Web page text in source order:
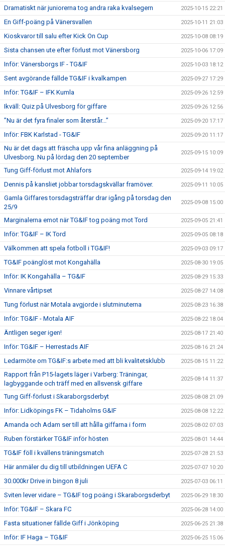
Dramatiskt när juniorerna tog andra raka kvalsegern 2025-10-15 22:21
En Giff-poäng på Vänersvallen 2025-10-11 21:03
Kioskvaror till salu efter Kick On Cup 2025-10-08 08:19
Sista chansen ute efter förlust mot Vänersborg 2025-10-06 17:09
Inför: Vänersborgs IF - TG&IF 2025-10-03 18:12
Sent avgörande fällde TG&IF i kvalkampen 2025-09-27 17:29
Inför: TG&IF – IFK Kumla 2025-09-26 12:59
Ikväll: Quiz på Ulvesborg för giffare 2025-09-26 12:56
”Nu är det fyra finaler som återstår...” 2025-09-20 17:17
Inför: FBK Karlstad - TG&IF 2025-09-20 11:17
Nu är det dags att fräscha upp vår fina anläggning på
Ulvesborg. Nu på lördag den 20 september
2025-09-15 10:09
Tung Giff-förlust mot Ahlafors 2025-09-14 19:02
Dennis på kansliet jobbar torsdagskvällar framöver. 2025-09-11 10:05
Gamla Giffares torsdagsträffar drar igång på torsdag den
25/9
2025-09-08 15:00
Marginalerna emot när TG&IF tog poäng mot Tord 2025-09-05 21:41
Inför: TG&IF – IK Tord 2025-09-05 08:18
Välkommen att spela fotboll i TG&IF! 2025-09-03 09:17
TG&IF poänglöst mot Kongahälla 2025-08-30 19:05
Inför: IK Kongahälla – TG&IF 2025-08-29 15:33
Vinnare vårtipset 2025-08-27 14:08
Tung förlust när Motala avgjorde i slutminuterna 2025-08-23 16:38
Inför: TG&IF - Motala AIF 2025-08-22 18:04
Äntligen seger igen! 2025-08-17 21:40
Inför: TG&IF – Herrestads AIF 2025-08-16 21:24
Ledarmöte om TG&IF:s arbete med att bli kvalitetsklubb 2025-08-15 11:22
Rapport från P15-lagets läger i Varberg: Träningar,
lagbyggande och träff med en allsvensk giffare
2025-08-14 11:37
Tung Giff-förlust i Skaraborgsderbyt 2025-08-08 21:09
Inför: Lidköpings FK – Tidaholms G&IF 2025-08-08 12:22
Amanda och Adam ser till att hålla giffarna i form 2025-08-02 07:03
Ruben förstärker TG&IF inför hösten 2025-08-01 14:44
TG&IF föll i kvällens träningsmatch 2025-07-28 21:53
Här anmäler du dig till utbildningen UEFA C 2025-07-07 10:20
30.000kr Drive in bingon 8 juli 2025-07-03 06:11
Sviten lever vidare – TG&IF tog poäng i Skaraborgsderbyt 2025-06-29 18:30
Inför: TG&IF – Skara FC 2025-06-28 14:00
Fasta situationer fällde Giff i Jönköping 2025-06-25 21:38
Inför: IF Haga – TG&IF 2025-06-25 15:06